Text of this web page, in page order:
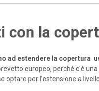
con la
ad estendere la copertura
europeo, perchè c'è
per l'estensione a